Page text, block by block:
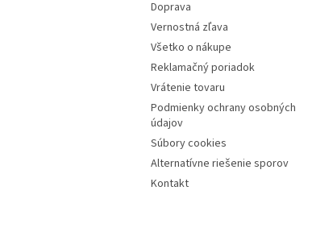
Doprava
Vernostná zľava
Všetko o nákupe
Reklamačný poriadok
Vrátenie tovaru
Podmienky ochrany osobných
údajov
Súbory cookies
Alternatívne riešenie sporov
Kontakt